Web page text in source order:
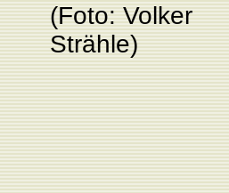
(Foto: Volker
Strähle)